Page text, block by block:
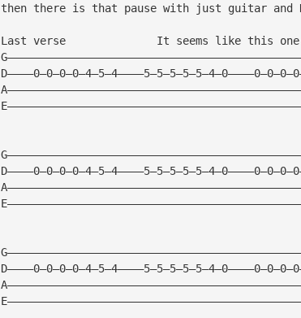
then there is that pause with just guitar and
Last verse              It seems like this